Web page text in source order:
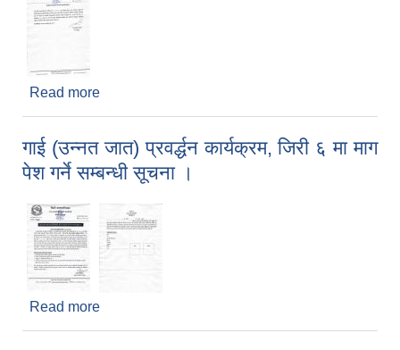
Read more
गाई (उन्नत जात) प्रवर्द्धन कार्यक्रम, जिरी ६ मा माग
पेश गर्ने सम्बन्धी सूचना ।
Read more